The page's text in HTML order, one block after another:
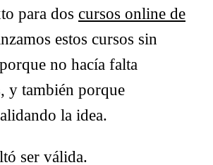
para dos cursos online de
estos cursos sin
no hacía falta
y también porque
la idea.
ser válida.